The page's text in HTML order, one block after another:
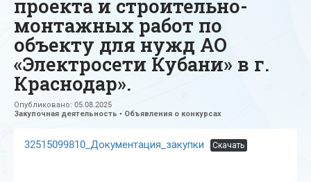
проекта и строительно-
монтажных работ по
объекту для нужд АО
«Электросети Кубани» в г.
Краснодар».
Опубликовано: 05.08.2025
Закупочная деятельность • Объявления о конкурсах
32515099810_Документация_закупки Скачать